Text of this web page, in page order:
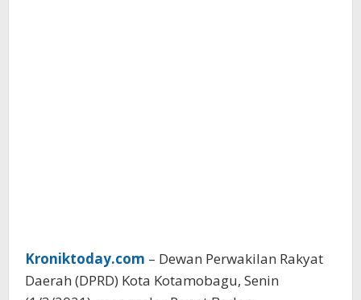
Kroniktoday.com – Dewan Perwakilan Rakyat
Daerah (DPRD) Kota Kotamobagu, Senin